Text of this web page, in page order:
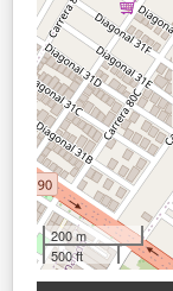
200 m
500 ft